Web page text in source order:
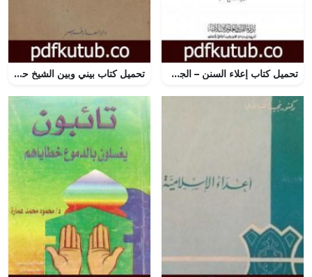
تحميل كتاب إعلاء السنن – الجزء السابع عشر PDF تأليف ظفر أحمد العثماني التهانوي مجانا [كامل] تحميل كتاب بيني وبين الشيخ حامد الفقي PDF تأليف أحمد محمد شاكر مجانا [كامل]